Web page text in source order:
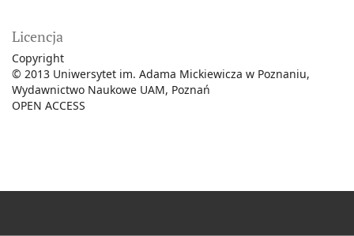
Licencja
Copyright
© 2013 Uniwersytet im. Adama Mickiewicza w Poznaniu,
Wydawnictwo Naukowe UAM, Poznań
OPEN ACCESS